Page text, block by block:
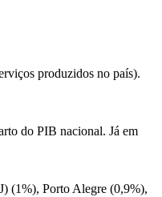
produzidos no país).
do PIB nacional. Já em
(1%), Porto Alegre (0,9%),